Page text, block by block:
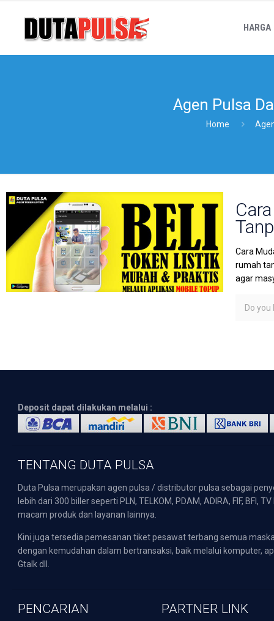
HARGA
Agen Pulsa
Home
Cara
rumah
agar
Do you
Deposit dapat dilakukan melalui :
TENTANG DUTA PULSA
Duta Pulsa merupakan agen pulsa / distributor pulsa sebagai
lebih dari 300 biller seperti PLN, TELKOM, PDAM, ADIRA, FIF,
macam produk dan layanan lainnya.
Kini juga tersedia pemesanan tiket pesawat terbang semua
dengan kemudahan dalam bertransaksi, baik melalui komputer,
Gtalk dll.
PENCARIAN PARTNER LINK